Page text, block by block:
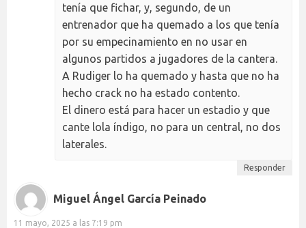
tenía que fichar, y, segundo, de un
entrenador que ha quemado a los que tenía
por su empecinamiento en no usar en
algunos partidos a jugadores de la cantera.
A Rudiger lo ha quemado y hasta que no ha
hecho crack no ha estado contento.
El dinero está para hacer un estadio y que
cante lola índigo, no para un central, no dos
laterales.
Responder
Miguel Ángel García Peinado
11 mayo, 2025 a las 7:19 pm